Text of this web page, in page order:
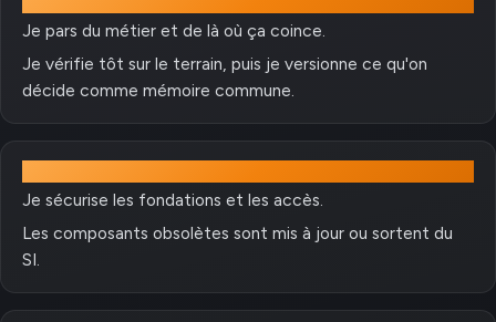
Je pars du métier et de là où ça coince.
Je vérifie tôt sur le terrain, puis je versionne ce qu'on
décide comme mémoire commune.
Je sécurise les fondations et les accès.
Les composants obsolètes sont mis à jour ou sortent du
SI.